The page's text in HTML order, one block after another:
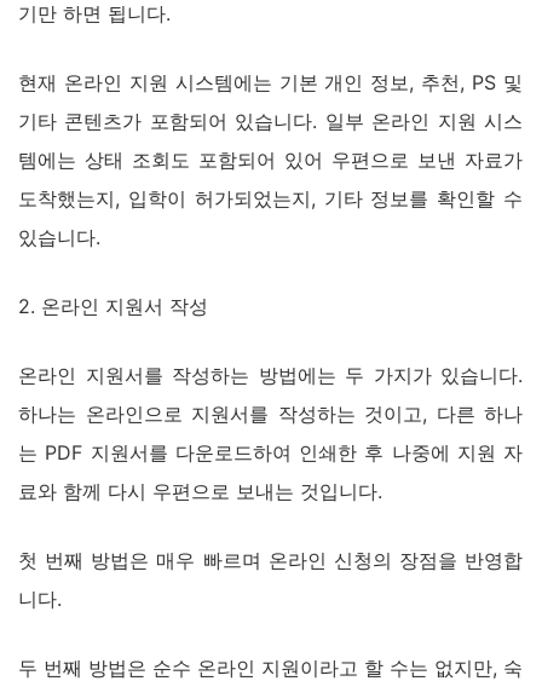
기만 하면 됩니다.
현재 온라인 지원 시스템에는 기본 개인 정보, 추천, PS 및
기타 콘텐츠가 포함되어 있습니다. 일부 온라인 지원 시스
템에는 상태 조회도 포함되어 있어 우편으로 보낸 자료가
도착했는지, 입학이 허가되었는지, 기타 정보를 확인할 수
있습니다.
2. 온라인 지원서 작성
온라인 지원서를 작성하는 방법에는 두 가지가 있습니다.
하나는 온라인으로 지원서를 작성하는 것이고, 다른 하나
는 PDF 지원서를 다운로드하여 인쇄한 후 나중에 지원 자
료와 함께 다시 우편으로 보내는 것입니다.
첫 번째 방법은 매우 빠르며 온라인 신청의 장점을 반영합
니다.
두 번째 방법은 순수 온라인 지원이라고 할 수는 없지만, 숙